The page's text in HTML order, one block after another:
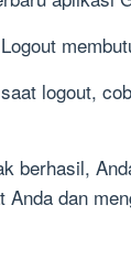
logout,
berhasil,
dan